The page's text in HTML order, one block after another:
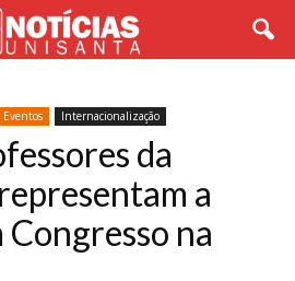
Eventos Internacionalização
da
a
na